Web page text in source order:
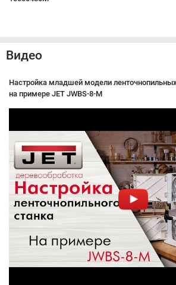
Видео
Настройка младшей модели
на примере JET JWBS-8-M